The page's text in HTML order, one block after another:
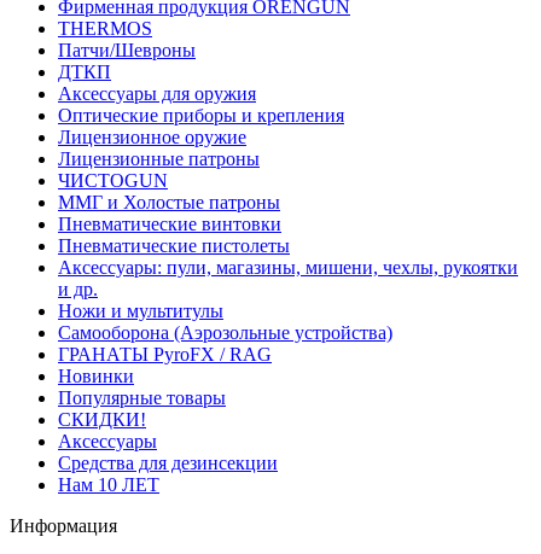
Фирменная продукция ORENGUN
THERMOS
Патчи/Шевроны
ДТКП
Аксессуары для оружия
Оптические приборы и крепления
Лицензионное оружие
Лицензионные патроны
ЧИСТОGUN
ММГ и Холостые патроны
Пневматические винтовки
Пневматические пистолеты
Аксессуары: пули, магазины, мишени, чехлы, рукоятки
и др.
Ножи и мультитулы
Самооборона (Аэрозольные устройства)
ГРАНАТЫ PyroFX / RAG
Новинки
Популярные товары
СКИДКИ!
Аксессуары
Средства для дезинсекции
Нам 10 ЛЕТ
Информация